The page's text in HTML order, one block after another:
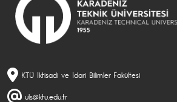
KTÜ İktisadi ve İdari Bilimler Fakültesi
uls@ktu.edu.tr